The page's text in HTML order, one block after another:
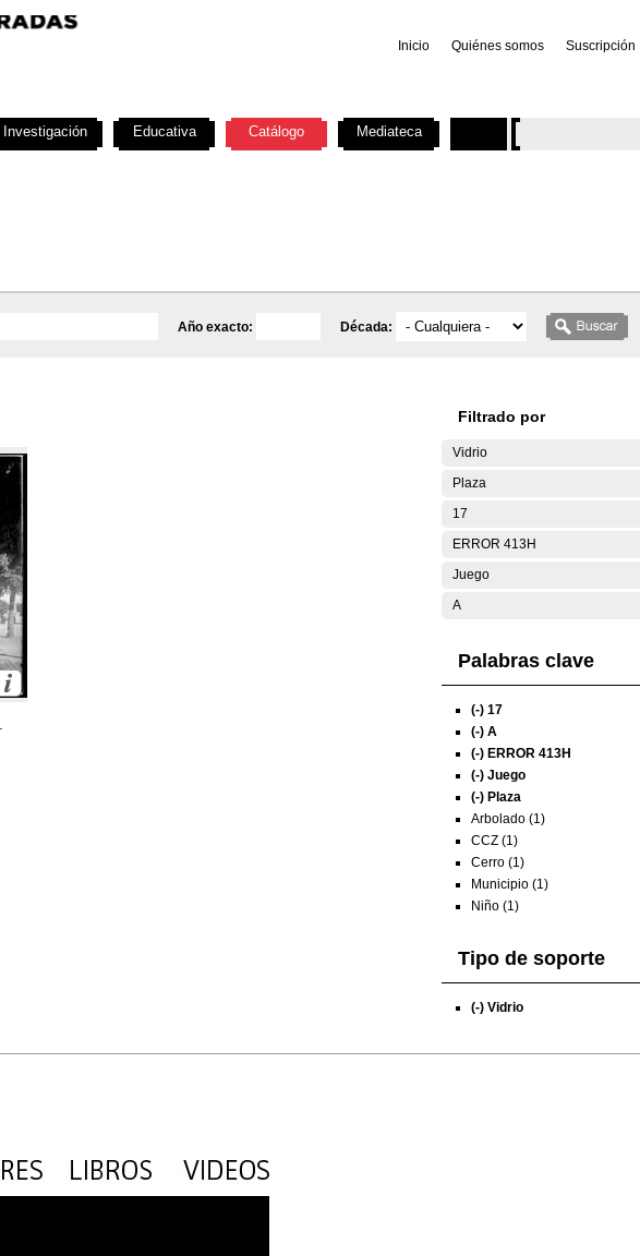
Inicio Quiénes somos Suscripción
Año exacto: Década:
Filtrado por
Vidrio
Plaza
17
ERROR 413H
Juego
A
Palabras clave
(-) 17
(-) A
(-) ERROR 413H
(-) Juego
(-) Plaza
Arbolado (1)
CCZ (1)
Cerro (1)
Municipio (1)
Niño (1)
Tipo de soporte
(-) Vidrio
Investigación Educativa Catálogo Mediateca